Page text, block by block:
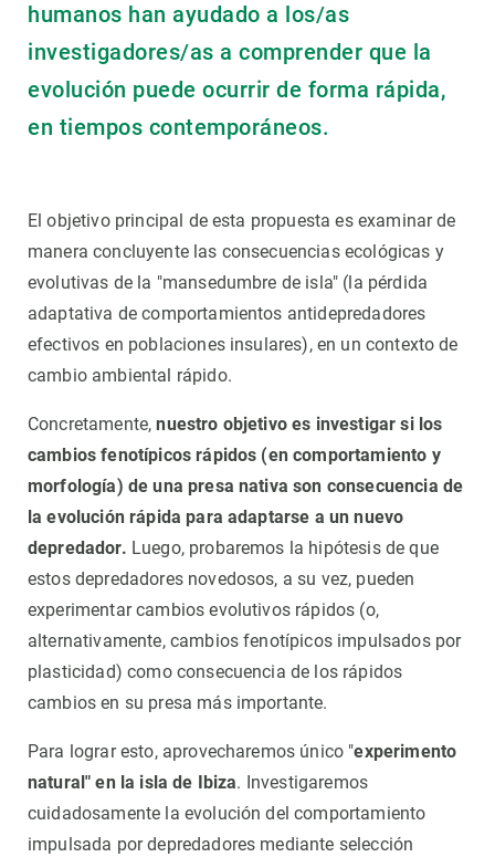
humanos han ayudado a los/as
investigadores/as a comprender que la
evolución puede ocurrir de forma rápida,
en tiempos contemporáneos.
El objetivo principal de esta propuesta es examinar de
manera concluyente las consecuencias ecológicas y
evolutivas de la "mansedumbre de isla" (la pérdida
adaptativa de comportamientos antidepredadores
efectivos en poblaciones insulares), en un contexto de
cambio ambiental rápido.
Concretamente,nuestro objetivo es investigar si los
cambios fenotípicos rápidos (en comportamiento y
morfología) de una presa nativa son consecuencia de
la evolución rápida para adaptarse a un nuevo
depredador. Luego, probaremos la hipótesis de que
estos depredadores novedosos, a su vez, pueden
experimentar cambios evolutivos rápidos (o,
alternativamente, cambios fenotípicos impulsados por
plasticidad) como consecuencia de los rápidos
cambios en su presa más importante.
Para lograr esto, aprovecharemos único "experimento
natural" en la isla de Ibiza. Investigaremos
cuidadosamente la evolución del comportamiento
impulsada por depredadores mediante selección